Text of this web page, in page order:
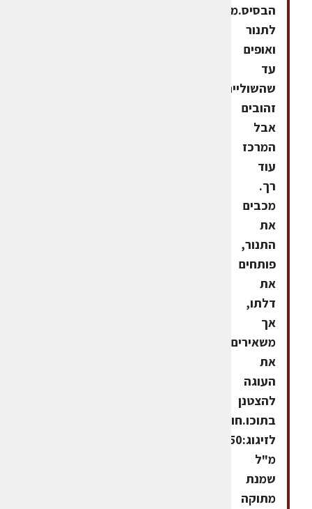
הבסיס.מכניסים
לתנור
ואופים
עד
שהשוליים
זהובים
אבל
המרכז
עוד
רך.
מכבים
את
התנור,
פותחים
את
דלתו,
אך
משאירים
את
העוגה
להצטנן
בתוכו.חומרים
לזיגוג:250
מ"ל
שמנת
מתוקה